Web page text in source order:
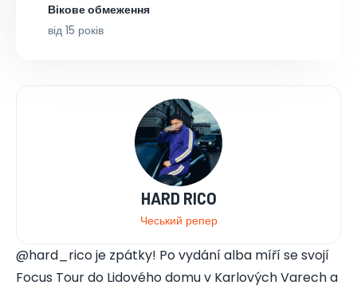
Вікове обмеження
від 15 років
HARD RICO
Чеський репер
@hard_rico je zpátky! Po vydání alba míří se svojí
Focus Tour do Lidového domu v Karlových Varech a